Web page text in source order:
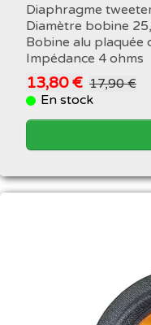
Diaphragme
Diamètre bobine
Bobine alu plaquée
Impédance 4 ohms
13,80 € 17,90 €
En stock